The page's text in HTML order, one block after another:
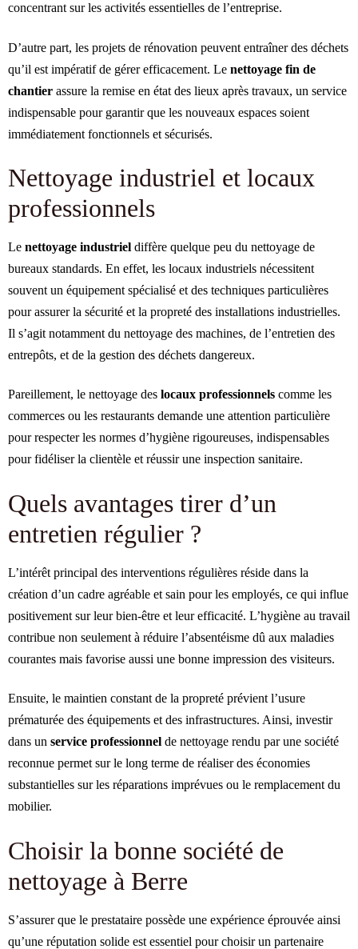
concentrant sur les activités essentielles de l’entreprise.
D’autre part, les projets de rénovation peuvent entraîner des déchets
qu’il est impératif de gérer efficacement. Le nettoyage fin de
chantier assure la remise en état des lieux après travaux, un service
indispensable pour garantir que les nouveaux espaces soient
immédiatement fonctionnels et sécurisés.
Nettoyage industriel et locaux
professionnels
Le nettoyage industriel diffère quelque peu du nettoyage de
bureaux standards. En effet, les locaux industriels nécessitent
souvent un équipement spécialisé et des techniques particulières
pour assurer la sécurité et la propreté des installations industrielles.
Il s’agit notamment du nettoyage des machines, de l’entretien des
entrepôts, et de la gestion des déchets dangereux.
Pareillement, le nettoyage des locaux professionnels comme les
commerces ou les restaurants demande une attention particulière
pour respecter les normes d’hygiène rigoureuses, indispensables
pour fidéliser la clientèle et réussir une inspection sanitaire.
Quels avantages tirer d’un
entretien régulier ?
L’intérêt principal des interventions régulières réside dans la
création d’un cadre agréable et sain pour les employés, ce qui influe
positivement sur leur bien-être et leur efficacité. L’hygiène au travail
contribue non seulement à réduire l’absentéisme dû aux maladies
courantes mais favorise aussi une bonne impression des visiteurs.
Ensuite, le maintien constant de la propreté prévient l’usure
prématurée des équipements et des infrastructures. Ainsi, investir
dans un service professionnel de nettoyage rendu par une société
reconnue permet sur le long terme de réaliser des économies
substantielles sur les réparations imprévues ou le remplacement du
mobilier.
Choisir la bonne société de
nettoyage à Berre
S’assurer que le prestataire possède une expérience éprouvée ainsi
qu’une réputation solide est essentiel pour choisir un partenaire